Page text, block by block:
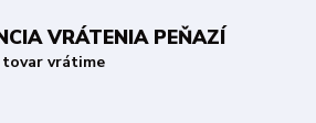
VRÁTENIA PEŇAZÍ
tovar vrátime